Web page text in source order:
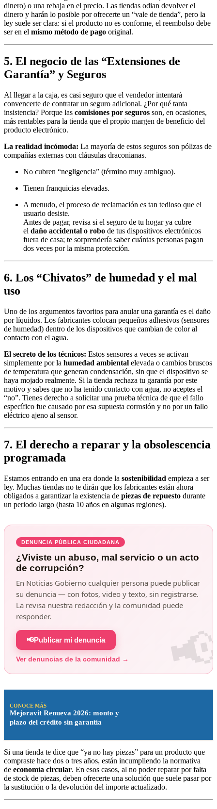
dinero) o una rebaja en el precio. Las tiendas odian devolver el
dinero y harán lo posible por ofrecerte un “vale de tienda”, pero la
ley suele ser clara: si el producto no es conforme, el reembolso debe
ser en el mismo método de pago original.
5. El negocio de las “Extensiones de
Garantía” y Seguros
Al llegar a la caja, es casi seguro que el vendedor intentará
convencerte de contratar un seguro adicional. ¿Por qué tanta
insistencia? Porque las comisiones por seguros son, en ocasiones,
más rentables para la tienda que el propio margen de beneficio del
producto electrónico.
La realidad incómoda: La mayoría de estos seguros son pólizas de
compañías externas con cláusulas draconianas.
No cubren “negligencia” (término muy ambiguo).
Tienen franquicias elevadas.
A menudo, el proceso de reclamación es tan tedioso que el
usuario desiste.
Antes de pagar, revisa si el seguro de tu hogar ya cubre
el daño accidental o robo de tus dispositivos electrónicos
fuera de casa; te sorprendería saber cuántas personas pagan
dos veces por la misma protección.
6. Los “Chivatos” de humedad y el mal
uso
Uno de los argumentos favoritos para anular una garantía es el daño
por líquidos. Los fabricantes colocan pequeños adhesivos (sensores
de humedad) dentro de los dispositivos que cambian de color al
contacto con el agua.
El secreto de los técnicos: Estos sensores a veces se activan
simplemente por la humedad ambiental elevada o cambios bruscos
de temperatura que generan condensación, sin que el dispositivo se
haya mojado realmente. Si la tienda rechaza tu garantía por este
motivo y sabes que no ha tenido contacto con agua, no aceptes el
“no”. Tienes derecho a solicitar una prueba técnica de que el fallo
específico fue causado por esa supuesta corrosión y no por un fallo
eléctrico ajeno al sensor.
7. El derecho a reparar y la obsolescencia
programada
Estamos entrando en una era donde la sostenibilidad empieza a ser
ley. Muchas tiendas no te dirán que los fabricantes están ahora
obligados a garantizar la existencia de piezas de repuesto durante
un periodo largo (hasta 10 años en algunas regiones).
DENUNCIA PÚBLICA CIUDADANA
¿Viviste un abuso, mal servicio o un acto
de corrupción?
En Noticias Gobierno cualquier persona puede publicar
su denuncia — con fotos, video y texto, sin registrarse.
La revisa nuestra redacción y la comunidad puede
responder.
📢Publicar mi denuncia
Ver denuncias de la comunidad →
CONOCE MÁS
Mejoravit Renueva 2026: monto y
plazo del crédito sin garantía
Si una tienda te dice que “ya no hay piezas” para un producto que
compraste hace dos o tres años, están incumpliendo la normativa
de economía circular. En esos casos, al no poder reparar por falta
de stock de piezas, deben ofrecerte una solución que suele pasar por
la sustitución o la devolución del importe actualizado.